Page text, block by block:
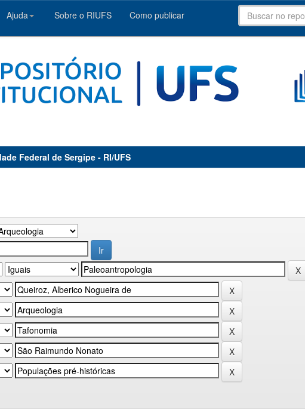
Ajuda Sobre o RIUFS Como publicar
Federal de Sergipe - RI/UFS